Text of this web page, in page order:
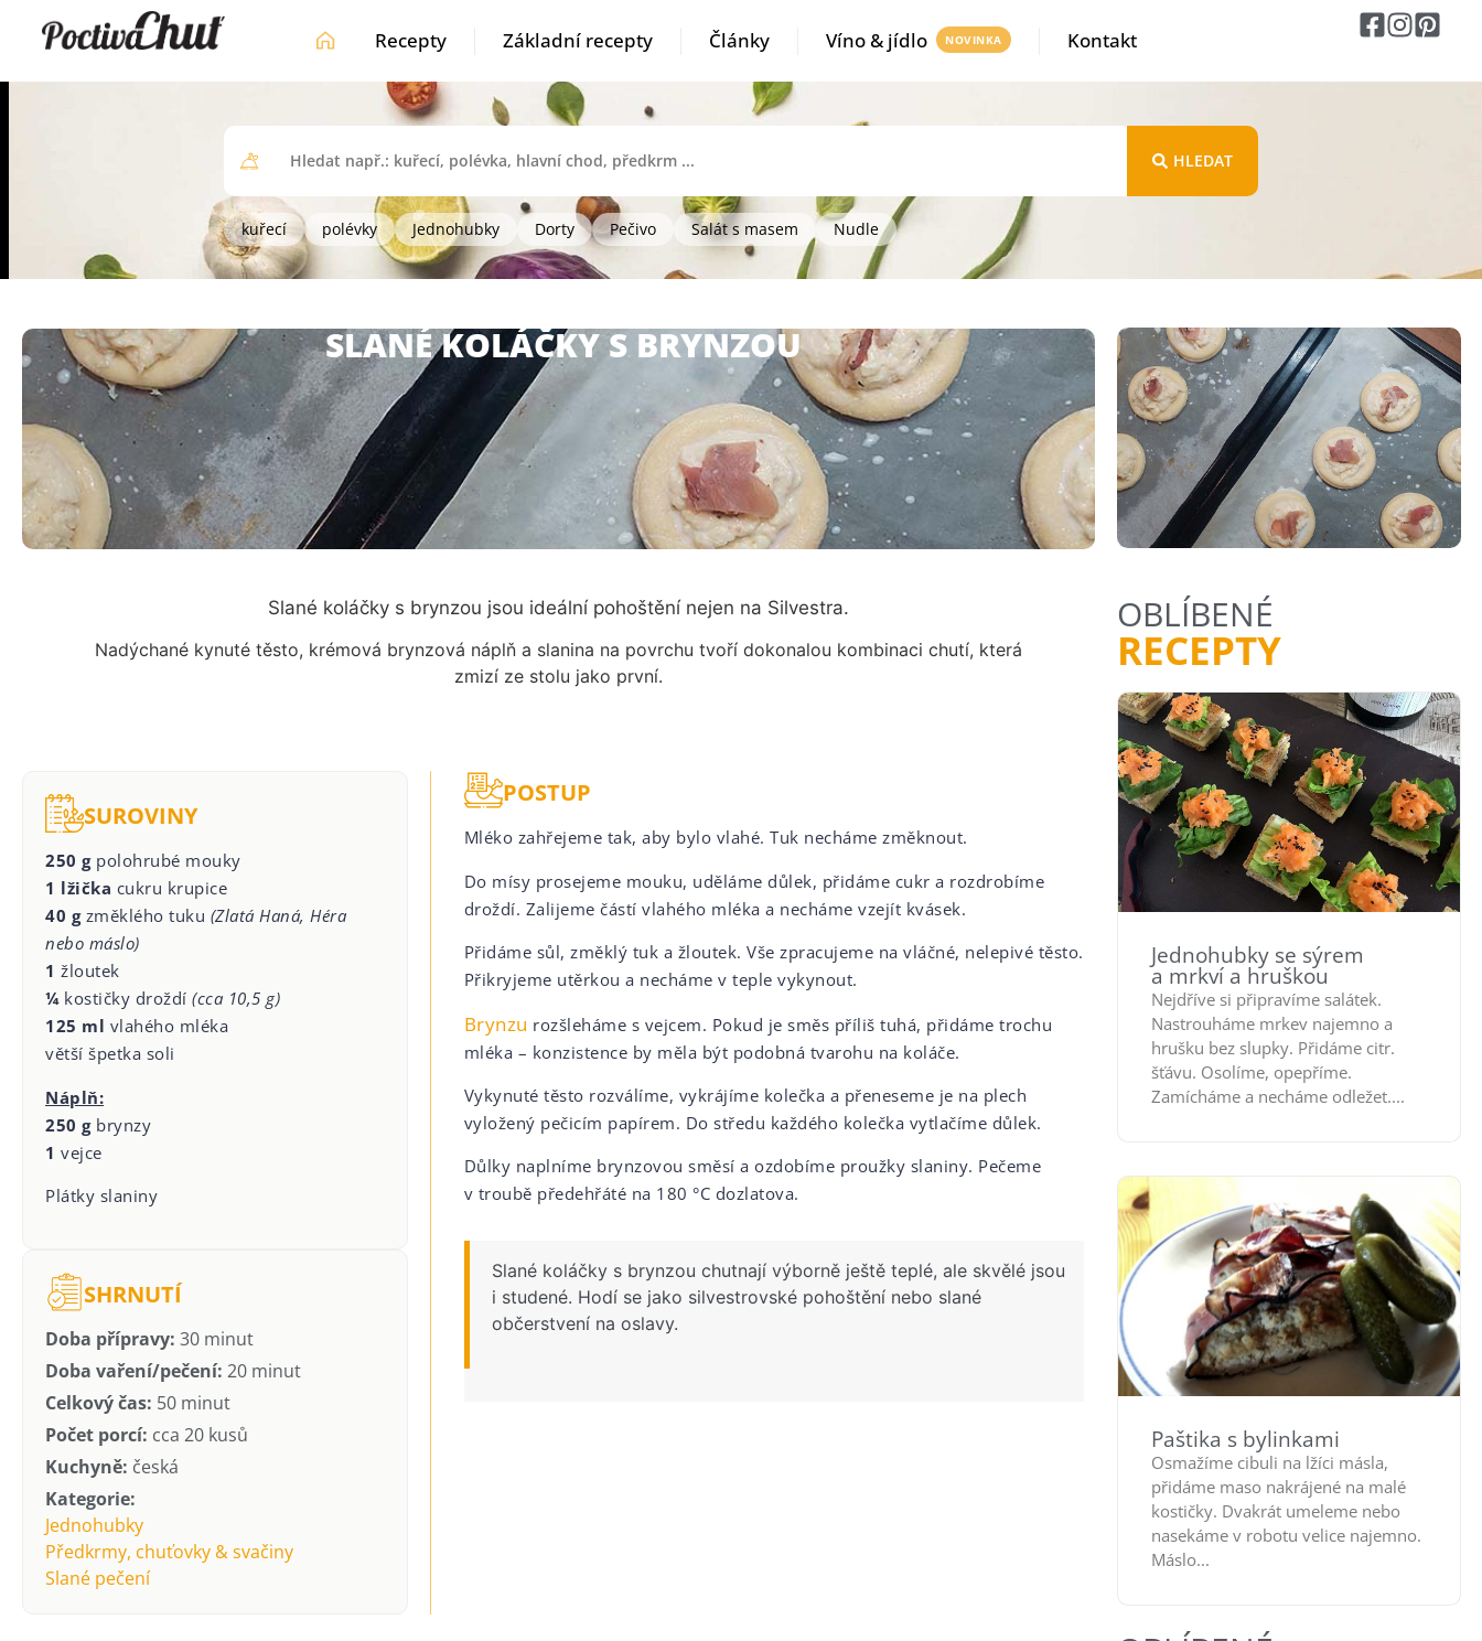
Recepty Základní recepty Články Víno & jídlo Kontakt
HLEDAT
kuřecí polévky Jednohubky Dorty Pečivo Salát s masem Nudle
SLANÉ KOLÁČKY S BRYNZOU
Slané koláčky s brynzou jsou ideální pohoštění nejen na Silvestra.
Nadýchané kynuté těsto, krémová brynzová náplň a slanina na povrchu tvoří dokonalou kombinaci chutí, která
zmizí ze stolu jako první.
SUROVINY
250 gpolohrubé mouky
1 lžička cukru krupice
40 gzměklého tuku (Zlatá Haná, Héra
nebo máslo)
1 žloutek
¼kostičky droždí (cca 10,5 g)
125 ml vlahého mléka
větší špetka soli
Náplň:
250 gbrynzy
1 vejce
Plátky slaniny
SHRNUTÍ
Doba přípravy: 30 minut
Doba vaření/pečení: 20 minut
Celkový čas: 50 minut
Počet porcí: cca 20 kusů
Kuchyně: česká
Kategorie:
Jednohubky
Předkrmy, chuťovky & svačiny
Slané pečení
POSTUP
Mléko zahřejeme tak, aby bylo vlahé. Tuk necháme změknout.
Do mísy prosejeme mouku, uděláme důlek, přidáme cukr a rozdrobíme
droždí. Zalijeme částí vlahého mléka a necháme vzejít kvásek.
Přidáme sůl, změklý tuk a žloutek. Vše zpracujeme na vláčné, nelepivé těsto.
Přikryjeme utěrkou a necháme v teple vykynout.
Brynzu rozšleháme s vejcem. Pokud je směs příliš tuhá, přidáme trochu
mléka – konzistence by měla být podobná tvarohu na koláče.
Vykynuté těsto rozválíme, vykrájíme kolečka a přeneseme je na plech
vyložený pečicím papírem. Do středu každého kolečka vytlačíme důlek.
Důlky naplníme brynzovou směsí a ozdobíme proužky slaniny. Pečeme
v troubě předehřáté na 180 °C dozlatova.
Slané koláčky s brynzou chutnají výborně ještě teplé, ale skvělé jsou
i studené. Hodí se jako silvestrovské pohoštění nebo slané
občerstvení na oslavy.
OBLÍBENÉ
RECEPTY
Jednohubky se sýrem
a mrkví a hruškou
Nejdříve si připravíme salátek.
Nastrouháme mrkev najemno a
hrušku bez slupky. Přidáme citr.
šťávu. Osolíme, opepříme.
Zamícháme a necháme odležet....
Paštika s bylinkami
Osmažíme cibuli na lžíci másla,
přidáme maso nakrájené na malé
kostičky. Dvakrát umeleme nebo
nasekáme v robotu velice najemno.
Máslo...